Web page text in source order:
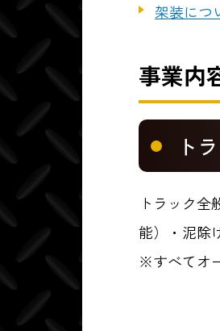
架装につ
事業内
ト
トラック
能）・泥除
※すべてオ